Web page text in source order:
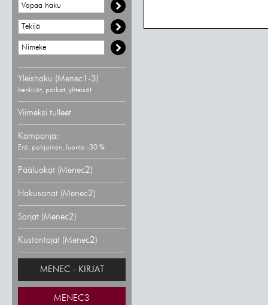
Yleishaku (Menec1-3)
henkilöt, paikat, yhteisöt
Viimeksi tulleet
Kampanja:
Erä, pohjoinen, luonto -30 %
Pääluokat (Menec2)
Hakusanat (Menec2)
Sarjat (Menec2)
Kustantajat (Menec2)
MENEC - KIRJAT
MENEC3